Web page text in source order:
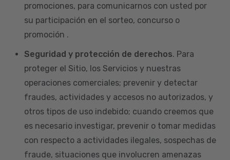
promociones, para comunicarnos con usted por
su participación en el sorteo, concurso o
promoción .
Seguridad y protección de derechos. Para
proteger el Sitio, los Servicios y nuestras
operaciones comerciales; prevenir y detectar
fraudes, actividades y accesos no autorizados, y
otros tipos de uso indebido; cuando creemos que
es necesario investigar, prevenir o tomar medidas
con respecto a actividades ilegales, sospechas de
fraude, situaciones que involucren amenazas